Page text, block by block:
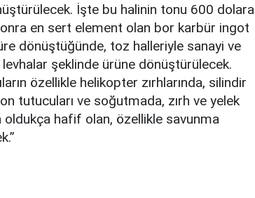
İşte bu halinin tonu 600 dolara
en sert element olan bor karbür ingot
dönüştüğünde, toz halleriyle sanayi ve
şeklinde ürüne dönüştürülecek.
özellikle helikopter zırhlarında, silindir
tutucuları ve soğutmada, zırh ve yelek
oldukça hafif olan, özellikle savunma